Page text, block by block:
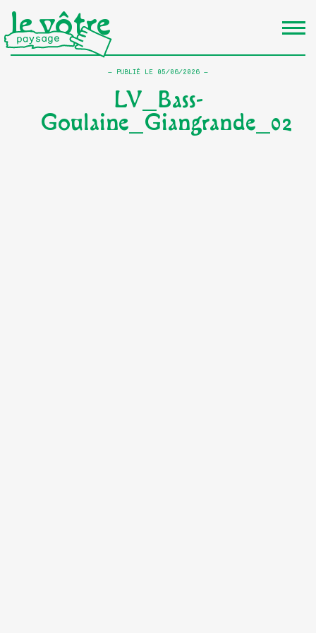
le vôtre
PUBLIÉ LE 05/06/2026
LV_Bass-
Goulaine_Giangrande_02